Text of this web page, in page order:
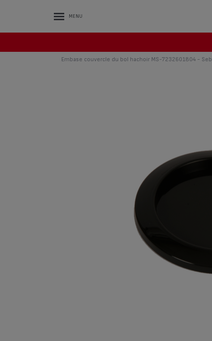
MENU
Embase couvercle du bol hachoir MS-7232601804 - Seb